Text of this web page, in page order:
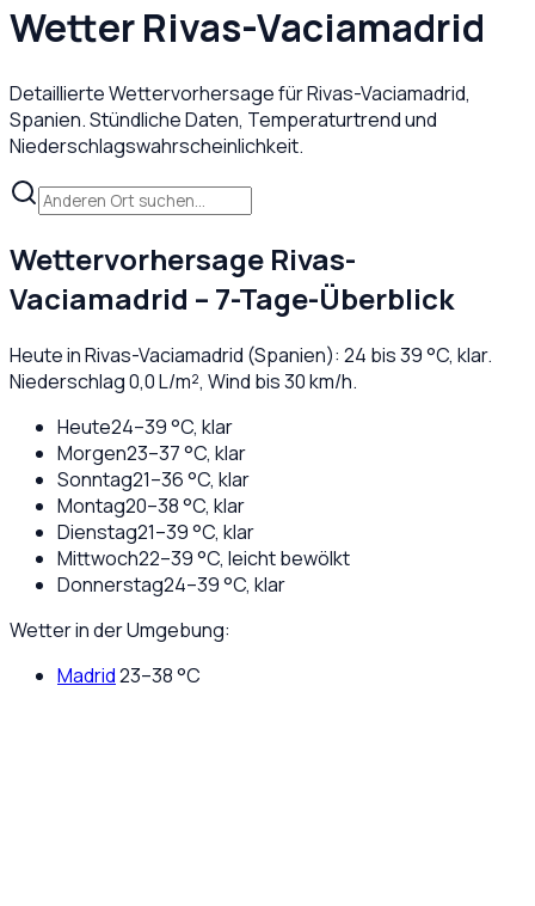
WetterRivas-Vaciamadrid
Detaillierte Wettervorhersage fürRivas-Vaciamadrid,
Spanien. Stündliche Daten, Temperaturtrend und
Niederschlagswahrscheinlichkeit.
Wettervorhersage Rivas-
Vaciamadrid – 7-Tage-Überblick
Heute inRivas-Vaciamadrid (Spanien): 24 bis39°C, klar.
Niederschlag0,0L/m², Wind bis30km/h.
Heute24–39°C, klar
Morgen23–37°C, klar
Sonntag21–36°C, klar
Montag20–38°C, klar
Dienstag21–39°C, klar
Mittwoch22–39°C, leicht bewölkt
Donnerstag24–39°C, klar
Wetter in der Umgebung:
Madrid23–38°C